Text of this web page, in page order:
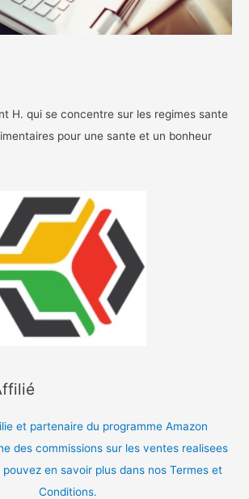
H. qui se concentre sur les regimes sante
pour une sante et un bonheur
et partenaire du programme Amazon
des commissions sur les ventes realisees
en savoir plus dans nos Termes et
Conditions.